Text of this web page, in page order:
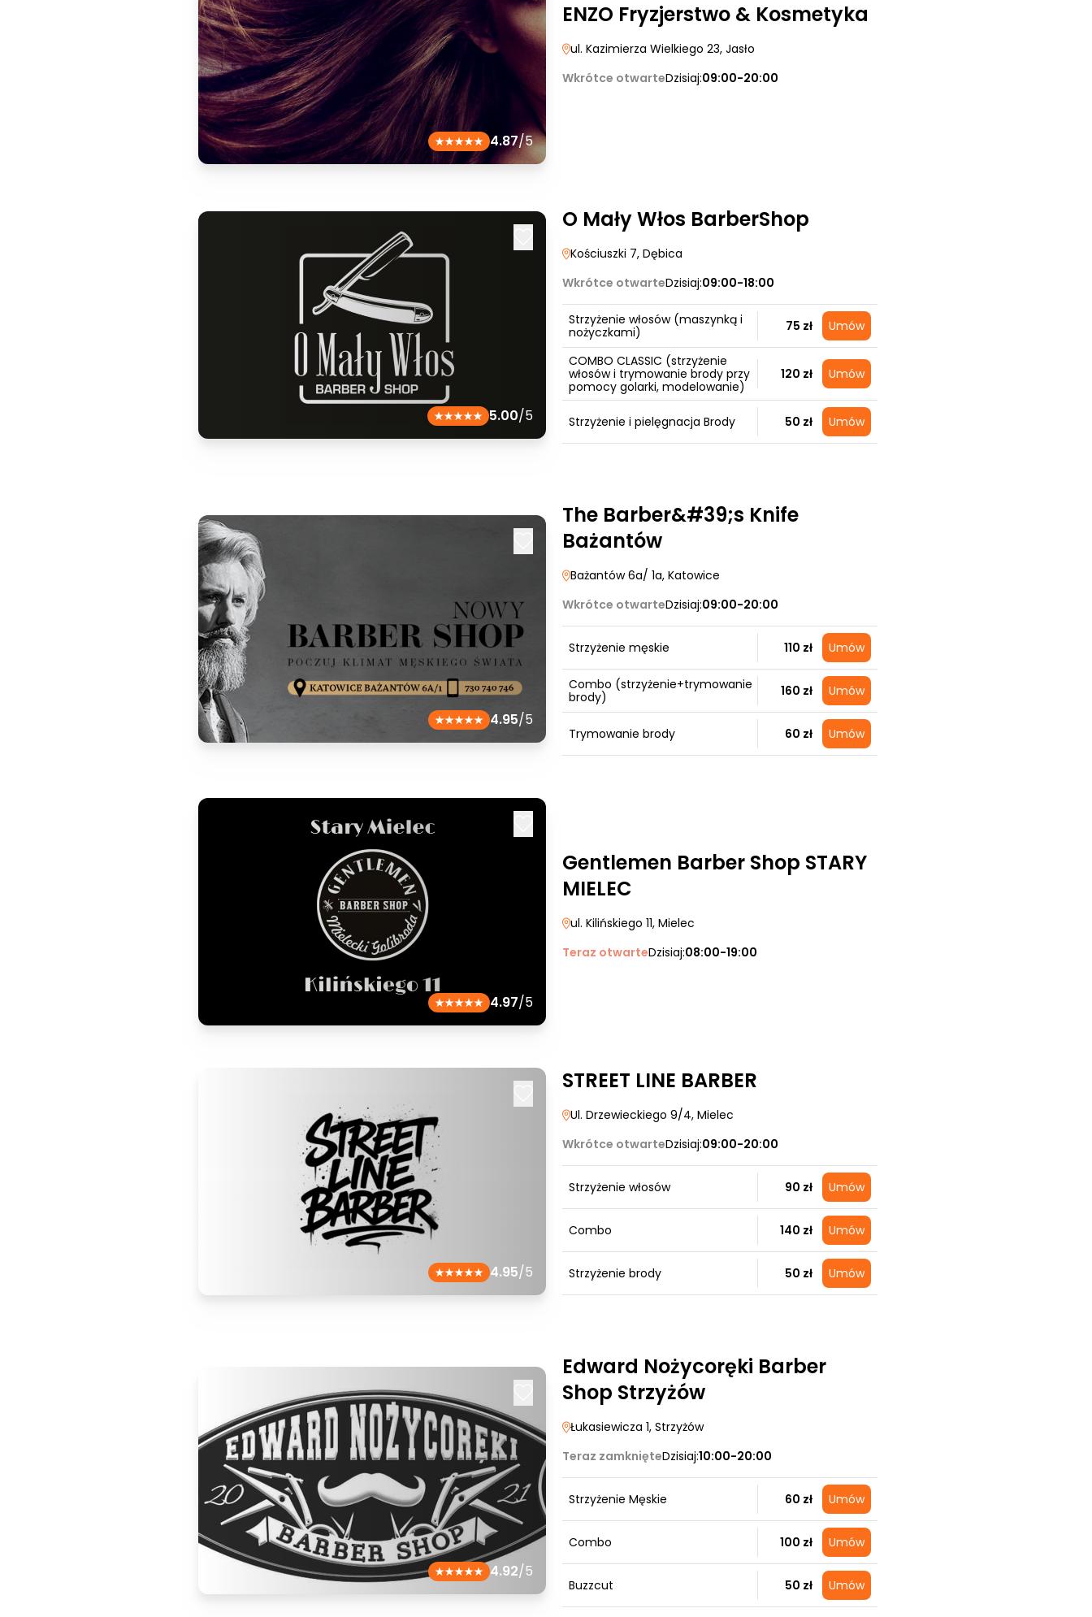
4.87/5
ENZO Fryzjerstwo & Kosmetyka
ul. Kazimierza Wielkiego 23, Jasło
Wkrótce otwarteDzisiaj:09:00-20:00
5.00/5
O Mały Włos BarberShop
Kościuszki 7, Dębica
Wkrótce otwarteDzisiaj:09:00-18:00
Strzyżenie włosów (maszynką i
nożyczkami)
75 zł Umów
COMBO CLASSIC (strzyżenie
włosów i trymowanie brody przy
pomocy golarki, modelowanie)
120 zł Umów
Strzyżenie i pielęgnacja Brody 50 zł Umów
4.95/5
The Barber&#39;s Knife
Bażantów
Bażantów 6a/ 1a, Katowice
Wkrótce otwarteDzisiaj:09:00-20:00
Strzyżenie męskie 110 zł Umów
Combo (strzyżenie+trymowanie
brody)
160 zł Umów
Trymowanie brody 60 zł Umów
4.97/5
Gentlemen Barber Shop STARY
MIELEC
ul. Kilińskiego 11, Mielec
Teraz otwarteDzisiaj:08:00-19:00
4.95/5
STREET LINE BARBER
Ul. Drzewieckiego 9/4, Mielec
Wkrótce otwarteDzisiaj:09:00-20:00
Strzyżenie włosów 90 zł Umów
Combo 140 zł Umów
Strzyżenie brody 50 zł Umów
4.92/5
Edward Nożycoręki Barber
Shop Strzyżów
Łukasiewicza 1, Strzyżów
Teraz zamknięteDzisiaj:10:00-20:00
Strzyżenie Męskie 60 zł Umów
Combo 100 zł Umów
Buzzcut 50 zł Umów